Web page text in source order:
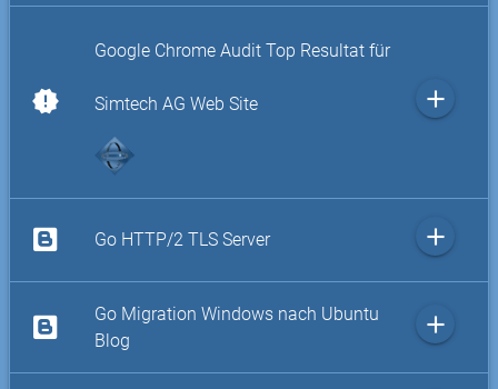
new_releases
Google Chrome Audit Top Resultat für
Simtech AG Web Site add
Go HTTP/2 TLS Server add
Go Migration Windows nach Ubuntu
Blog
add